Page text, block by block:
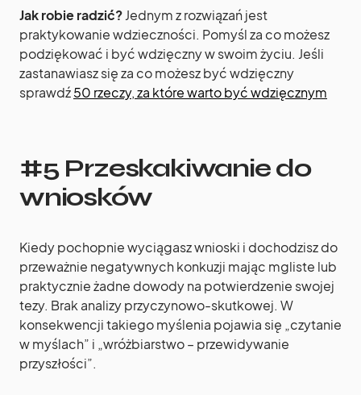
Jak robie radzić?Jednym z rozwiązań jest
praktykowanie wdzieczności. Pomyśl za co możesz
podziękować i być wdzięczny w swoim życiu. Jeśli
zastanawiasz się za co możesz być wdzięczny
sprawdź50 rzeczy, za które warto być wdzięcznym
#5 Przeskakiwanie do
wniosków
Kiedy pochopnie wyciągasz wnioski i dochodzisz do
przeważnie negatywnych konkuzji mając mgliste lub
praktycznie żadne dowody na potwierdzenie swojej
tezy. Brak analizy przyczynowo-skutkowej. W
konsekwencji takiego myślenia pojawia się „czytanie
w myślach” i „wróżbiarstwo – przewidywanie
przyszłości”.